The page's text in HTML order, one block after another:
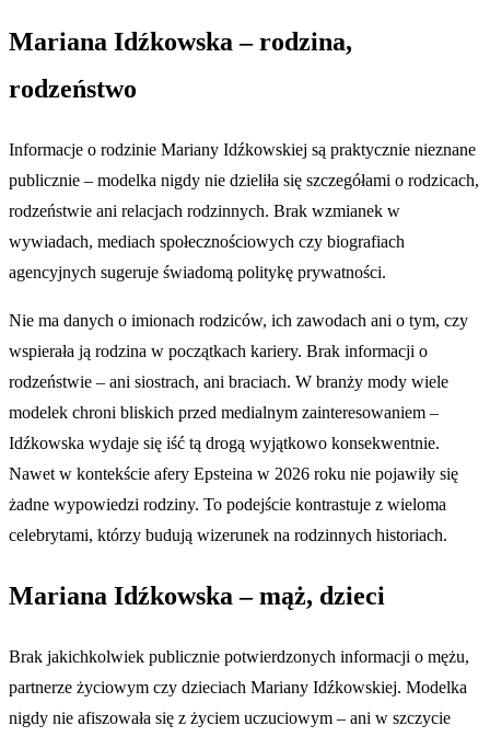
Mariana Idźkowska – rodzina,
rodzeństwo
Informacje o rodzinie Mariany Idźkowskiej są praktycznie nieznane
publicznie – modelka nigdy nie dzieliła się szczegółami o rodzicach,
rodzeństwie ani relacjach rodzinnych. Brak wzmianek w
wywiadach, mediach społecznościowych czy biografiach
agencyjnych sugeruje świadomą politykę prywatności.
Nie ma danych o imionach rodziców, ich zawodach ani o tym, czy
wspierała ją rodzina w początkach kariery. Brak informacji o
rodzeństwie – ani siostrach, ani braciach. W branży mody wiele
modelek chroni bliskich przed medialnym zainteresowaniem –
Idźkowska wydaje się iść tą drogą wyjątkowo konsekwentnie.
Nawet w kontekście afery Epsteina w 2026 roku nie pojawiły się
żadne wypowiedzi rodziny. To podejście kontrastuje z wieloma
celebrytami, którzy budują wizerunek na rodzinnych historiach.
Mariana Idźkowska – mąż, dzieci
Brak jakichkolwiek publicznie potwierdzonych informacji o mężu,
partnerze życiowym czy dzieciach Mariany Idźkowskiej. Modelka
nigdy nie afiszowała się z życiem uczuciowym – ani w szczycie